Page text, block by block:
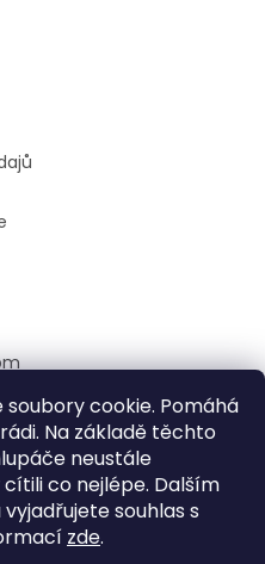
cookie. Pomáhá
Na základě těchto
neustále
co nejlépe. Dalším
souhlas s
zde.
Shoptet